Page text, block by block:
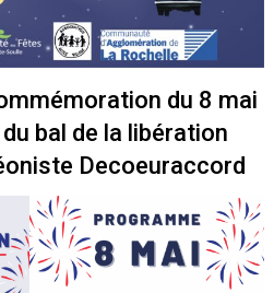
du 8 mai
bal de la libération
Decoeuraccord